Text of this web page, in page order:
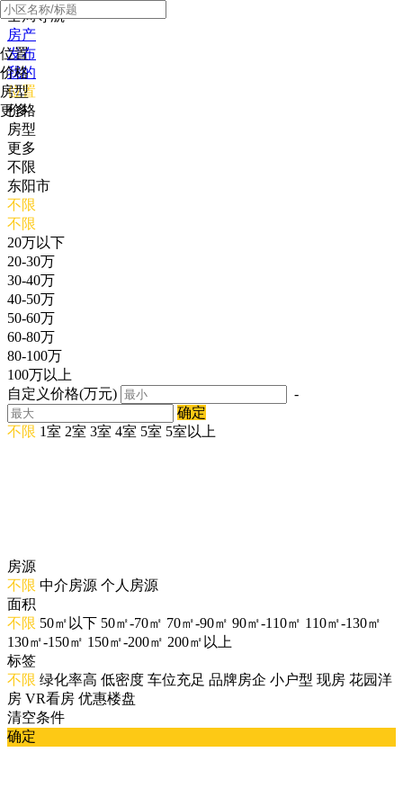
全局导航
房产
发布
我的
位置
价格
房型
更多
位置
价格
房型
更多
不限
东阳市
不限
不限
20万以下
20-30万
30-40万
40-50万
50-60万
60-80万
80-100万
100万以上
自定义价格(万元)
-
确定
不限 1室 2室 3室 4室 5室 5室以上
房源
不限 中介房源 个人房源
面积
不限 50㎡以下 50㎡-70㎡ 70㎡-90㎡ 90㎡-110㎡ 110㎡-130㎡
130㎡-150㎡ 150㎡-200㎡ 200㎡以上
标签
不限 绿化率高 低密度 车位充足 品牌房企 小户型 现房 花园洋
房 VR看房 优惠楼盘
清空条件
确定